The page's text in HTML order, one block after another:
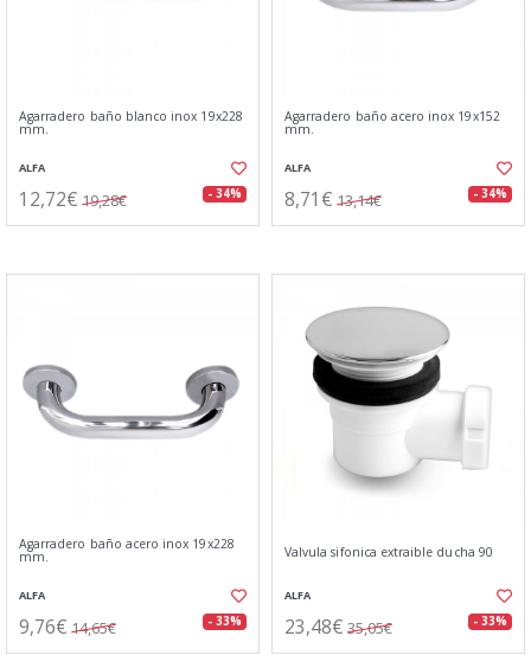
Agarradero baño blanco inox 19x228
mm.
ALFA
12,72€ 19,28€ - 34%
Agarradero baño acero inox 19x152
mm.
ALFA
8,71€ 13,14€ - 34%
Agarradero baño acero inox 19x228
mm.
ALFA
9,76€ 14,65€ - 33%
Valvula sifonica extraible ducha 90
ALFA
23,48€ 35,05€ - 33%